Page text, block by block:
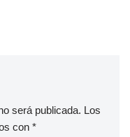
será publicada. Los
con *